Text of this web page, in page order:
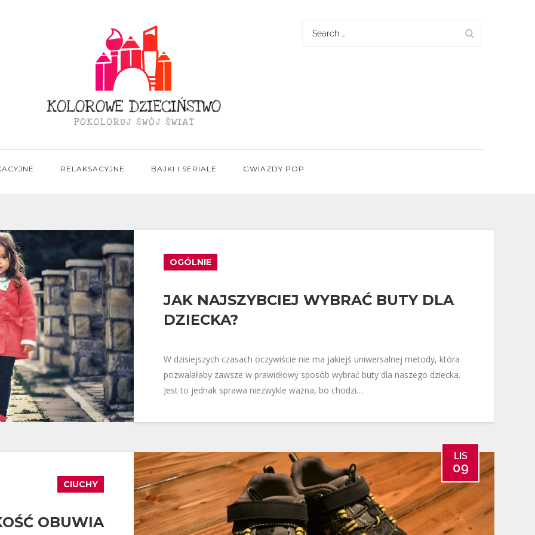
RELAKSACYJNE BAJKI I SERIALE GWIAZDY POP
Search
OGÓLNIE
JAK NAJSZYBCIEJ WYBRAĆ BUTY DLA
DZIECKA?
W dzisiejszych czasach oczywiście nie ma jakiejś uniwersalnej metody, która
pozwalałaby zawsze w prawidłowy sposób wybrać buty dla naszego dziecka.
Jest to jednak sprawa niezwykle ważna, bo chodzi…
LIS
09
CIUCHY
OBUWIA